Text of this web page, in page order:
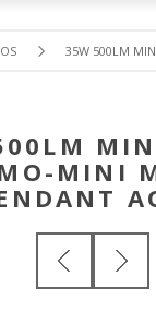
35W 500LM
MINI